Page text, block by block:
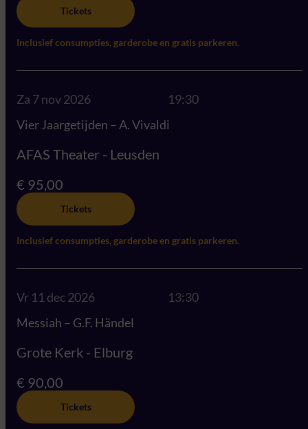
Tickets
Inclusief consumpties, garderobe en gratis parkeren.
Za 7 nov 2026
19:30
Vier Jaargetijden – A. Vivaldi
AFAS Theater - Leusden
€ 95,00
Tickets
Inclusief consumpties, garderobe en gratis parkeren.
Vr 11 dec 2026
13:30
Messiah – G.F. Händel
Grote Kerk - Elburg
€ 90,00
Tickets